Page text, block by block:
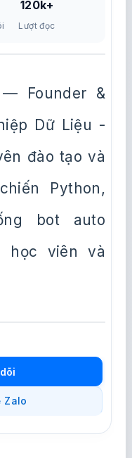
120k+
Lượt đọc
Founder &
Dữ Liệu -
đào tạo và
Python,
bot auto
học viên và
Zalo